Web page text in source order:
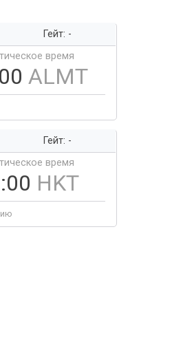
Гейт: -
время
ALMT
Гейт: -
время
HKT